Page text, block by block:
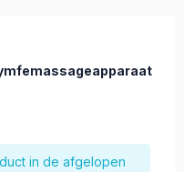
in de afgelopen